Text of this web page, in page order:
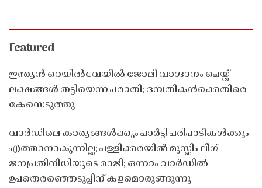
Featured
ഇന്ത്യൻ റെയിൽവേയിൽ ജോലി വാഗ്ദാനം ചെയ്ത്
ലക്ഷങ്ങൾ തട്ടിയെന്ന പരാതി; ദമ്പതികൾക്കെതിരെ
കേസെടുത്തു
വാർഡിലെ കാര്യങ്ങൾക്കും പാർട്ടി പരിപാടികൾക്കും
എത്താനാകുന്നില്ല; പള്ളിക്കരയിൽ മുസ്ലിം ലീഗ്
ജനപ്രതിനിധിയുടെ രാജി; ഒന്നാം വാർഡിൽ
ഉപതെരഞ്ഞെടുപ്പിന് കളമൊരുങ്ങുന്നു